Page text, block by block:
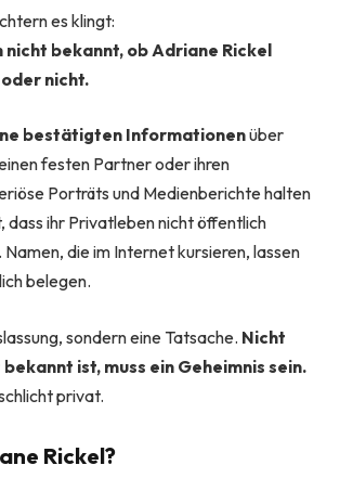
es klingt:
nicht bekannt, ob Adriane Rickel
nicht.
bestätigten Informationenüber
festen Partner oder ihren
Porträts und Medienberichte halten
dass ihr Privatleben nicht öffentlich
die im Internet kursieren, lassen
belegen.
sondern eine Tatsache. Nicht
ist, muss ein Geheimnis sein.
privat.
Rickel?